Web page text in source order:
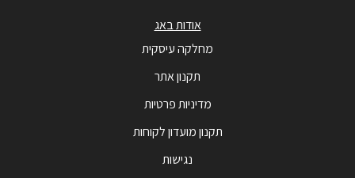
אודות באג
מחלקה עיסקית
תקנון אתר
מדיניות פרטיות
תקנון מועדון לקוחות
נגישות